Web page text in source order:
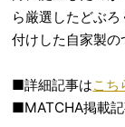
ら厳選したどぶ
付けした自家製の
■詳細記事はこち
■MATCHA掲載